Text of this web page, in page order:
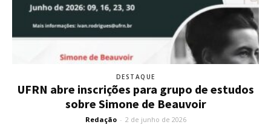
DESTAQUE
UFRN abre inscrições para grupo de estudos
sobre Simone de Beauvoir
Redação - 2 de junho de 2026